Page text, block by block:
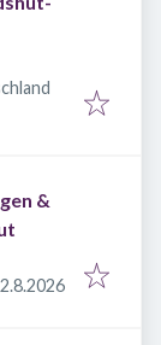
&
Veröffentlicht
2.8.2026